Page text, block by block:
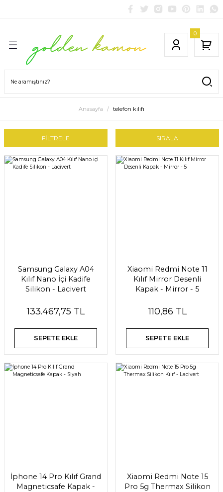
0
Anasayfa telefon kılıfı
FİLTRELE SIRALA
Samsung Galaxy A04
Kılıf Nano İçi Kadife
Silikon - Lacivert
133.467,75 TL
SEPETE EKLE
Xiaomi Redmi Note 11
Kılıf Mirror Desenli
Kapak - Mirror - 5
110,86 TL
SEPETE EKLE
İphone 14 Pro Kılıf Grand
Magneticsafe Kapak -
Xiaomi Redmi Note 15
Pro 5g Thermax Silikon